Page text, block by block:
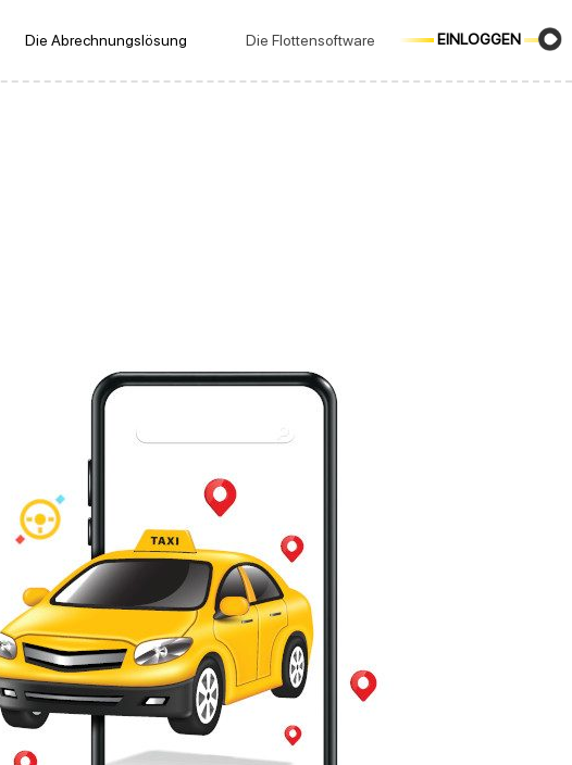
Die Abrechnungslösung Die Flottensoftware EINLOGGEN